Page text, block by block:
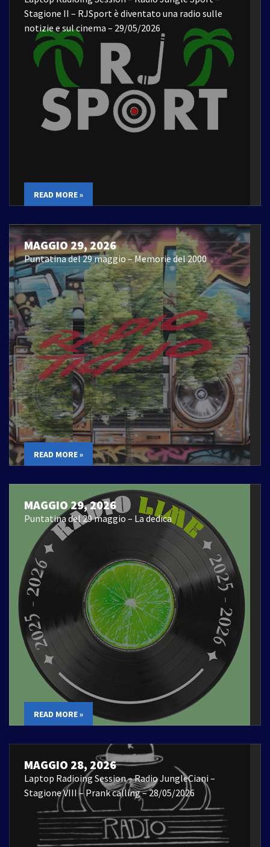
Stagione II – RJSport è diventato una radio sulle
notizie e sul cinema – 29/05/2026
READ MORE »
MAGGIO 29, 2026
Puntatina del 29 maggio – Memorie del 2000
READ MORE »
MAGGIO 29, 2026
Puntatina del 29 maggio – La dedica
READ MORE »
MAGGIO 28, 2026
Laptop Radioing Session – Radio JungleCiani –
Stagione VIII – Prank calling – 28/05/2026